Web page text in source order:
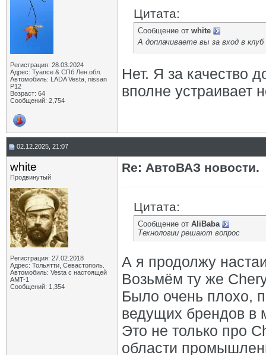
Регистрация: 28.03.2024
Адрес: Туапсе & СПб Лен.обл.
Автомобиль: LADA Vesta, nissan
P12
Возраст: 64
Сообщений: 2,754
Цитата:
Сообщение от white
А доплачиваете вы за вход в
Нет. Я за качество
вполне устраивает
02.12.2025, 21:07
white
Продвинутый
Регистрация: 27.02.2018
Адрес: Тольятти, Севастополь.
Автомобиль: Vesta с настоящей
AMT-1
Сообщений: 1,354
Re: АвтоВАЗ новости.
Цитата:
Сообщение от AliBaba
Технологии решают вопрос
А я продолжу
Возьмём ту же
Было очень плохо,
ведущих брендов в
Это не только про
области